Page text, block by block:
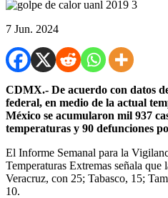
7 Jun. 2024
CDMX.- De acuerdo con datos
federal, en medio de la actual
México se acumularon mil 937
temperaturas y 90 defunciones
El Informe Semanal para la
Temperaturas Extremas señala que
Veracruz, con 25; Tabasco, 15;
10.